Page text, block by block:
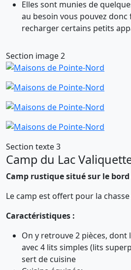
Elles sont munies de
au besoin vous pouvez
recharger certains petits
Section image 2
Section texte 3
Camp du Lac
Camp rustique situé sur le
Le camp est offert pour la
Caractéristiques :
On y retrouve 2 pièces,
avec 4 lits simples (lits
sert de cuisine